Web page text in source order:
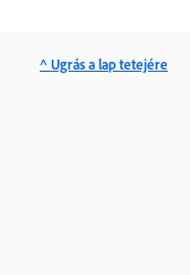
^ Ugrás a lap tetejére